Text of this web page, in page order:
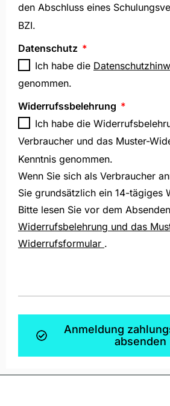
den Abschluss eines
BZI.
Datenschutz
Ich habe die
genommen.
Widerrufssbelehrung
Ich habe die
Verbraucher und das Muster-
Kenntnis genommen.
Wenn Sie sich als Verbraucher
Sie grundsätzlich ein 14-tägiges
Bitte lesen Sie vor dem
Widerrufsbelehrung und das
Widerrufsformular .
Anmeldung
absenden